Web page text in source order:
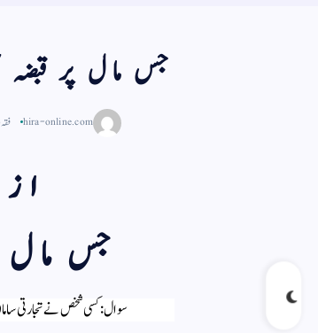
جس مال پر
hira-online.com
جس مال
سوال: کسی شخص نے تجارتی